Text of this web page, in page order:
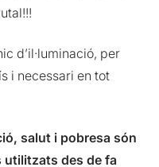
d’il·luminació, per
i necessari en tot
salut i pobresa són
utilitzats des de fa